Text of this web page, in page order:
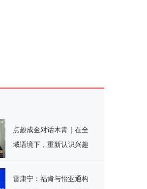
点趣成金对话木青｜在全
域语境下，重新认识兴趣
雷康宁：福肯与怡亚通构